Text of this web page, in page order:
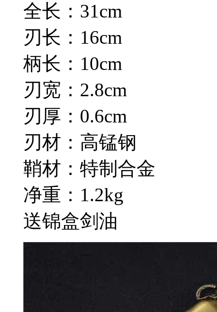
全长：31cm
刃长：16cm
柄长：10cm
刃宽：2.8cm
刃厚：0.6cm
刃材：高锰钢
鞘材：特制合金
净重：1.2kg
送锦盒剑油